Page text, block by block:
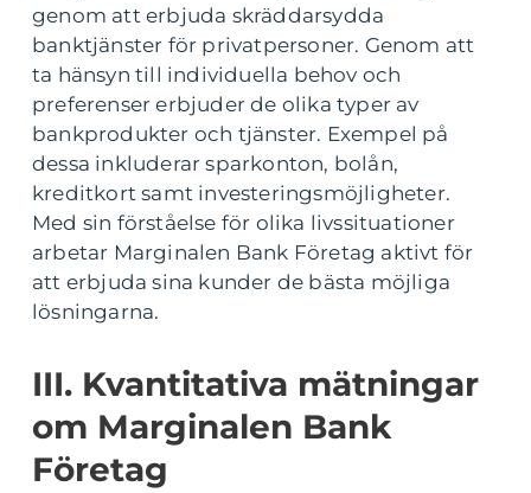
genom att erbjuda skräddarsydda
banktjänster för privatpersoner. Genom att
ta hänsyn till individuella behov och
preferenser erbjuder de olika typer av
bankprodukter och tjänster. Exempel på
dessa inkluderar sparkonton, bolån,
kreditkort samt investeringsmöjligheter.
Med sin förståelse för olika livssituationer
arbetar Marginalen Bank Företag aktivt för
att erbjuda sina kunder de bästa möjliga
lösningarna.
III. Kvantitativa mätningar
om Marginalen Bank
Företag